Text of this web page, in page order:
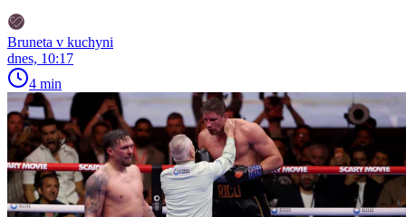
Bruneta v kuchyni
dnes, 10:17
4 min